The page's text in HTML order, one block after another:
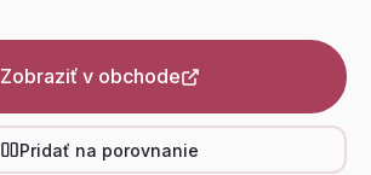
Zobraziť v obchode
Pridať na porovnanie